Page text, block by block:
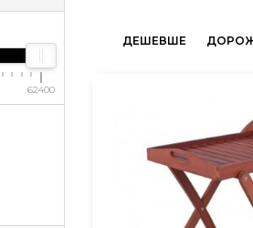
62400
ДЕШЕВШЕ